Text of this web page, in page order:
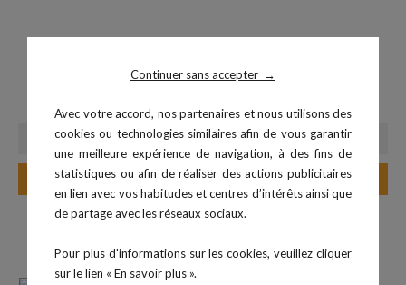
Continuer sans accepter →
Avec votre accord, nos partenaires et nous utilisons des
cookies ou technologies similaires afin de vous garantir
une meilleure expérience de navigation, à des fins de
statistiques ou afin de réaliser des actions publicitaires
en lien avec vos habitudes et centres d’intérêts ainsi que
de partage avec les réseaux sociaux.
Pour plus d'informations sur les cookies, veuillez cliquer
sur le lien « En savoir plus ».
Medecine Ball 2 kg
Prix
28,00 €
Ajouter au panier
Wall Ball 6 kg
Prix
56,99 €
Ajouter au panier